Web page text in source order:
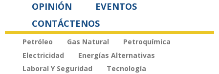
OPINIÓN
EVENTOS
CONTÁCTENOS
Petróleo Gas Natural
Petroquímica
Electricidad
Energías Alternativas
Laboral Y Seguridad
Tecnología